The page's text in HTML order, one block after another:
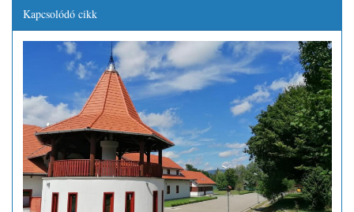
Kapcsolódó cikk